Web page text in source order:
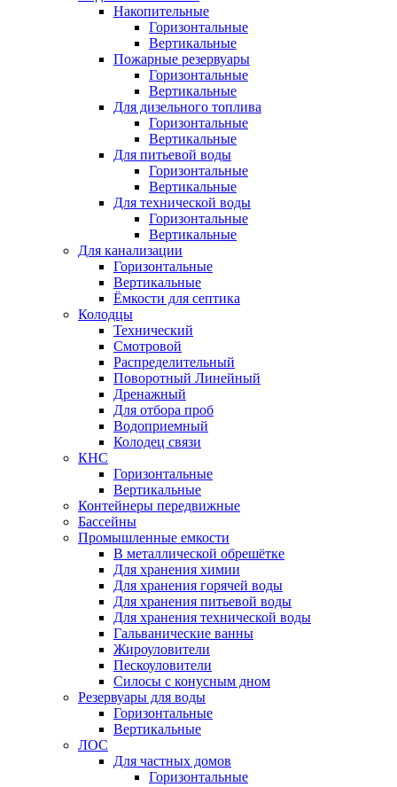
Накопительные
Горизонтальные
Вертикальные
Пожарные резервуары
Горизонтальные
Вертикальные
Для дизельного топлива
Горизонтальные
Вертикальные
Для питьевой воды
Горизонтальные
Вертикальные
Для технической воды
Горизонтальные
Вертикальные
Для канализации
Горизонтальные
Вертикальные
Ёмкости для септика
Колодцы
Технический
Смотровой
Распределительный
Поворотный Линейный
Дренажный
Для отбора проб
Водоприемный
Колодец связи
КНС
Горизонтальные
Вертикальные
Контейнеры передвижные
Бассейны
Промышленные емкости
В металлической обрешётке
Для хранения химии
Для хранения горячей воды
Для хранения питьевой воды
Для хранения технической воды
Гальванические ванны
Жироуловители
Пескоуловители
Силосы с конусным дном
Резервуары для воды
Горизонтальные
Вертикальные
ЛОС
Для частных домов
Горизонтальные